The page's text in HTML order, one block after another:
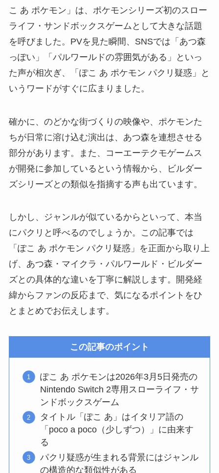
こ あ ポケモン」は、ポケモンシリーズ初のスロー
ライフ・サンドボックスゲームとして大きな話題
を呼びました。PVを見た瞬間、SNSでは「あつ森
っぽい」「パルワールドの雰囲気がある」といっ
た声が相次ぎ、「ぽこ あ ポケモン パクリ疑惑」と
いうワードがすぐに広まりました。
確かに、のどかな街づくりの映像や、ポケモンた
ちが日常に溶け込む演出は、あつ森を連想させる
部分があります。また、コーエーテクモゲームス
が開発に参加しているという情報から、ビルダー
ズシリーズとの類似を指摘する声も出ています。
しかし、ジャンルが似ているからといって、本当
にパクリと呼べるのでしょうか。この記事では
「ぽこ あ ポケモン パクリ疑惑」を正面から取り上
げ、あつ森・マイクラ・パルワールド・ビルダー
ズとの具体的な違いを丁寧に解説します。開発経
緯からファンの反応まで、気になるポイントをひ
とまとめでお伝えします。
この記事のポイント
ぽこ あ ポケモンは2026年3月5日発売の
Nintendo Switch 2専用スローライフ・サ
ンドボックスゲーム
タイトル「ぽこ あ」はイタリア語の
「poco a poco（少しずつ）」に由来す
る
パクリ疑惑が生まれる背景にはジャンル
の構造的な類似性がある